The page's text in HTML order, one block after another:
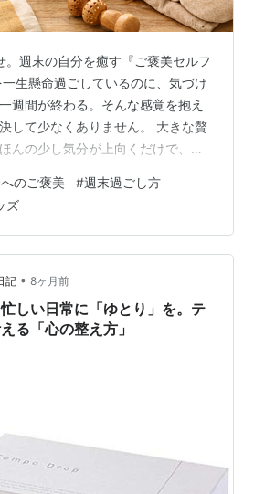
週末の自分を癒す『ご褒美セルフ
生懸命過ごしているのに、気づけ
週間が終わる。そんな感覚を抱え
して少なくありません。 大きな贅
んの少し気分が上向くだけで、週
美」と、無理のない週末過ごし方
。 毎日頑張っているのに満たされ
家事、対人関係に追われ、気を抜
ません。 そのため、週末になって
分からない」状態に陥りがちで
は、疲れ…
のご褒美 #週末過ごし方
ズ
記 • 8ヶ月前
忙しい日常に「ゆとり」を。テ
る「心の整え方」